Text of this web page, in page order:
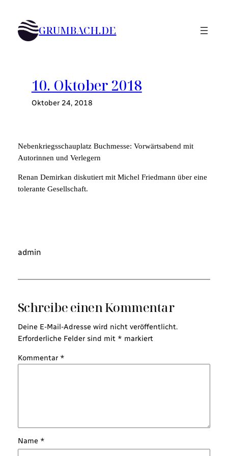
Inhalt
springen GRUMBACH.DE
10. Oktober 2018
Oktober 24, 2018
Nebenkriegsschauplatz Buchmesse: Vorwärtsabend mit
Autorinnen und Verlegern
Renan Demirkan diskutiert mit Michel Friedmann über eine
tolerante Gesellschaft.
admin
Schreibe einen Kommentar
Deine E-Mail-Adresse wird nicht veröffentlicht.
Erforderliche Felder sind mit * markiert
Kommentar *
Name *